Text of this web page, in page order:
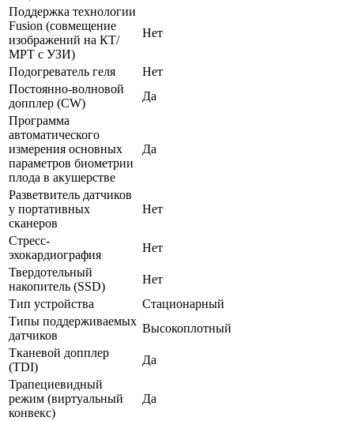
Поддержка технологии
Fusion (совмещение
изображений на КТ/
МРТ с УЗИ)
Нет
Подогреватель геля
Нет
Постоянно-волновой
допплер (CW)
Да
Программа
автоматического
измерения основных
параметров биометрии
плода в акушерстве
Да
Разветвитель датчиков
у портативных
сканеров
Нет
Стресс-
эхокардиография
Нет
Твердотельный
накопитель (SSD)
Нет
Тип устройства
Стационарный
Типы поддерживаемых
датчиков
Высокоплотный
Тканевой допплер
(TDI)
Да
Трапециевидный
режим (виртуальный
конвекс)
Да